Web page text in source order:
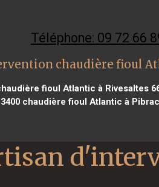
Téléphone: 09 72 66
chaudière fioul
fioul Atlantic à Rivesaltes
chaudière fioul Atlantic à Pibrac